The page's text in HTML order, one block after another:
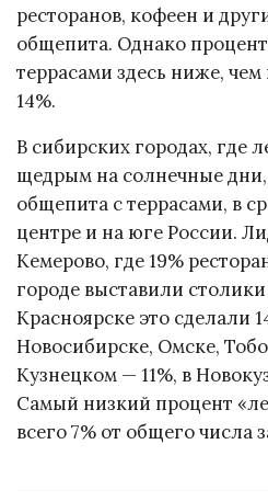
ресторанов, кофеен и
общепита. Однако
террасами здесь ниже,
14%.
В сибирских городах, где
щедрым на солнечные
общепита с террасами, в
центре и на юге России.
Кемерово, где 19%
городе выставили
Красноярске это сделали
Новосибирске, Омске,
Кузнецком — 11%, в
Самый низкий процент
всего 7% от общего числа